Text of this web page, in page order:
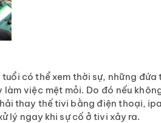
có thể xem thời sự, những đứa
việc mệt mỏi. Do đó nếu
thay thế tivi bằng điện thoại,
lý ngay khi sự cố ở tivi xảy ra.